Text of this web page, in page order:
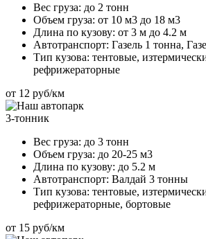
Вес груза: до 2 тонн
Объем груза: от 10 м3 до 18 м3
Длина по кузову: от 3 м до 4.2 м
Автотранспорт: Газель 1 тонна,
Тип кузова: тентовые,
рефрижераторные
от 12 руб/км
3-тонник
Вес груза: до 3 тонн
Объем груза: до 20-25 м3
Длина по кузову: до 5.2 м
Автотранспорт: Валдай 3 тонны
Тип кузова: тентовые,
рефрижераторные, бортовые
от 15 руб/км